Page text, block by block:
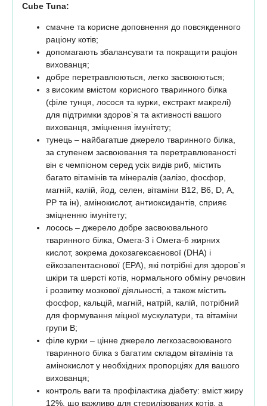
Cube Tuna:
смачне та корисне доповнення до повсякденного
раціону котів;
допомагають збалансувати та покращити раціон
вихованця;
добре перетравлюються, легко засвоюються;
з високим вмістом корисного тваринного білка
(філе тунця, лосося та курки, екстракт макрелі)
для підтримки здоров`я та активності вашого
вихованця, зміцнення імунітету;
тунець – найбагатше джерело тваринного білка,
за ступенем засвоювання та перетравлюваності
він є чемпіоном серед усіх видів риб, містить
багато вітамінів та мінералів (залізо, фосфор,
магній, калій, йод, селен, вітаміни В12, В6, D, А,
РР та ін), амінокислот, антиоксидантів, сприяє
зміцненню імунітету;
лосось – джерело добре засвоювального
тваринного білка, Омега-3 і Омега-6 жирних
кислот, зокрема докозагексаєнової (DHA) і
ейкозапентаєнової (EPA), які потрібні для здоров`я
шкіри та шерсті котів, нормального обміну речовин
і розвитку мозкової діяльності, а також містить
фосфор, кальцій, магній, натрій, калій, потрібний
для формування міцної мускулатури, та вітаміни
групи В;
філе курки – цінне джерело легкозасвоюваного
тваринного білка з багатим складом вітамінів та
амінокислот у необхідних пропорціях для вашого
вихованця;
контроль ваги та профілактика діабету: вміст жиру
12%, що важливо для стерилізованих котів, а